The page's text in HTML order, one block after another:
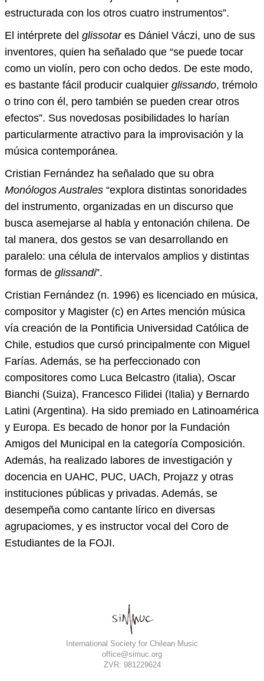
estructurada con los otros cuatro instrumentos”.
El intérprete delglissotares Dániel Váczi, uno de sus
inventores, quien ha señalado que “se puede tocar
como un violín, pero con ocho dedos. De este modo,
es bastante fácil producir cualquierglissando, trémolo
o trino con él, pero también se pueden crear otros
efectos”. Sus novedosas posibilidades lo harían
particularmente atractivo para la improvisación y la
música contemporánea.
Cristian Fernández ha señalado que su obra
Monólogos Australes “explora distintas sonoridades
del instrumento, organizadas en un discurso que
busca asemejarse al habla y entonación chilena. De
tal manera, dos gestos se van desarrollando en
paralelo: una célula de intervalos amplios y distintas
formas deglissandi”.
Cristian Fernández (n. 1996) es licenciado en música,
compositor y Magister (c) en Artes mención música
vía creación de la Pontificia Universidad Católica de
Chile, estudios que cursó principalmente con Miguel
Farías. Además, se ha perfeccionado con
compositores como Luca Belcastro (italia), Oscar
Bianchi (Suiza), Francesco Filidei (Italia) y Bernardo
Latini (Argentina). Ha sido premiado en Latinoamérica
y Europa. Es becado de honor por la Fundación
Amigos del Municipal en la categoría Composición.
Además, ha realizado labores de investigación y
docencia en UAHC, PUC, UACh, Projazz y otras
instituciones públicas y privadas. Además, se
desempeña como cantante lírico en diversas
agrupaciomes, y es instructor vocal del Coro de
Estudiantes de la FOJI.
International Society for Chilean Music
office@simuc.org
ZVR: 981229624